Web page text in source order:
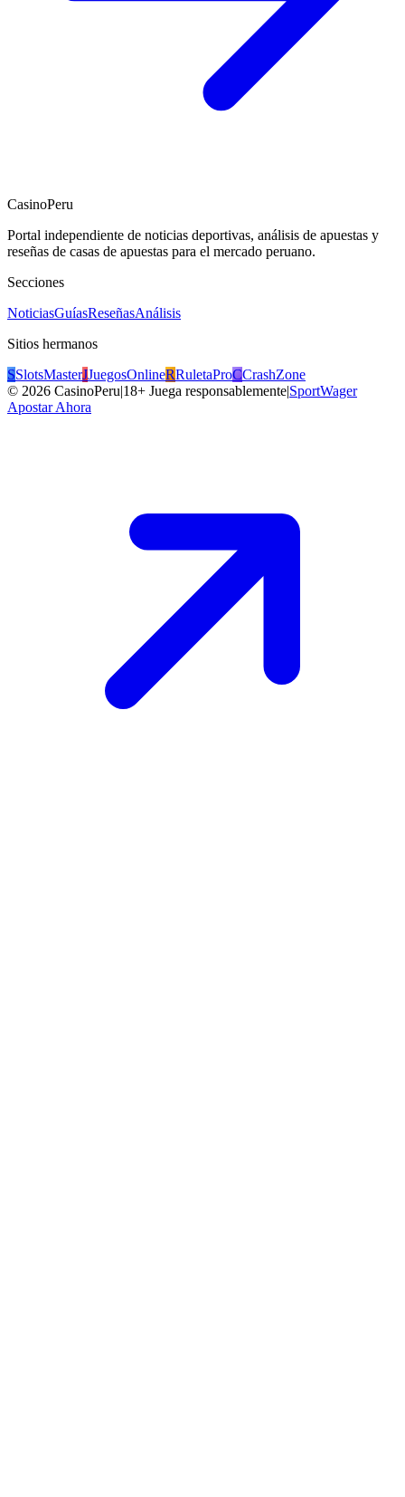
CasinoPeru
Portal independiente de noticias deportivas, análisis de apuestas y
reseñas de casas de apuestas para el mercado peruano.
Secciones
NoticiasGuíasReseñasAnálisis
Sitios hermanos
SSlotsMasterJJuegosOnlineRRuletaProCCrashZone
© 2026 CasinoPeru|18+ Juega responsablemente|SportWager
Apostar Ahora